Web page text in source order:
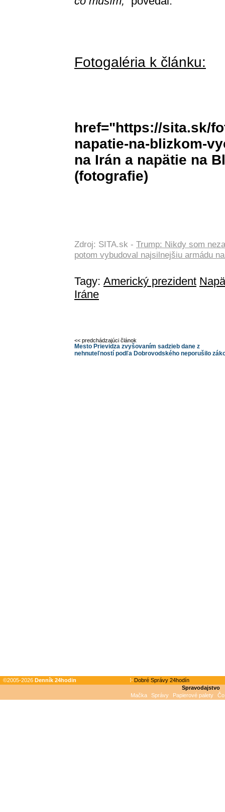
Fotogaléria k článku:
href="https://sita.sk/
napatie-na-blizkom-
na Irán a napätie na
(fotografie)
Zdroj: SITA.sk - Trump: Nikdy som
potom vybudoval najsilnejšiu armádu
Tagy: Americký prezident
Iráne
<< predchádzajúci článok
Mesto Prievidza zvyšovaním sadzieb dane z
nehnuteľností podľa Dobrovodského neporušilo
©2005-2026 Denník 24hodin
Dobré Správy 24hodín
Spravodajstvo
Mačka
Správy Papierové palety